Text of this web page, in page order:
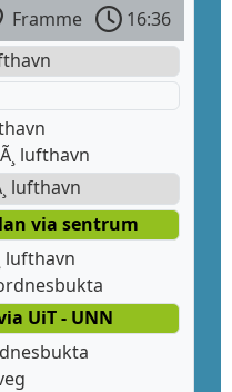
Framme
16:36
lufthavn
lufthavn
via sentrum
lufthavn
UiT - UNN